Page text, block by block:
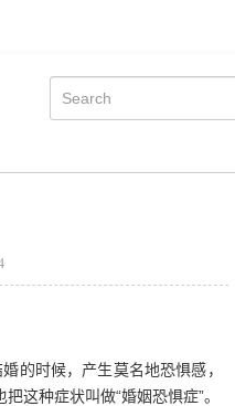
的时候，产生莫名地恐惧感，
这种症状叫做“婚姻恐惧症”。